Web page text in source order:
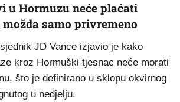
u Hormuzu neće plaćati
samo privremeno
JD Vance izjavio je kako
kroz Hormuški tjesnac neće morati
što je definirano u sklopu okvirnog
u nedjelju.